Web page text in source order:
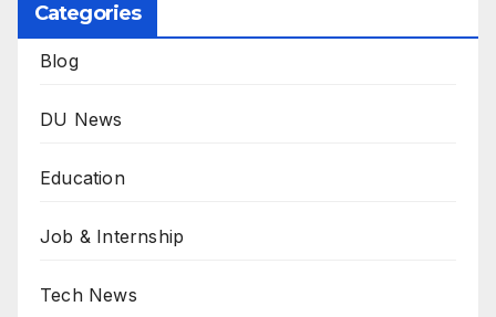
Categories
Blog
DU News
Education
Job & Internship
Tech News